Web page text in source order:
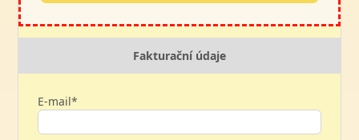
Fakturační údaje
E-mail*